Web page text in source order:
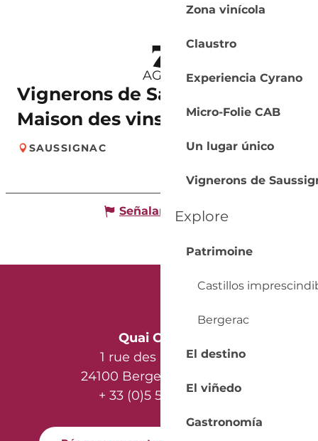
Zona vinícola
Claustro
Experiencia Cyrano
Micro-Folie CAB
Un lugar único
Vignerons de
Explore
Patrimoine
Castillos
Bergerac
El destino
El viñedo
Gastronomía
7
AGO.
Vignerons de Saussignac |
Maison des vins éphémère
SAUSSIGNAC
Señalar un error
Quai Cyrano
1 rue des Récollets
24100 Bergerac - France
+ 33 (0)5 53 57 03 11